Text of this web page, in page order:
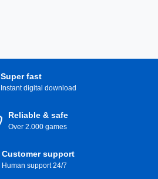
Super fast
Instant digital download
Reliable & safe
Over 2.000 games
Customer support
Human support 24/7